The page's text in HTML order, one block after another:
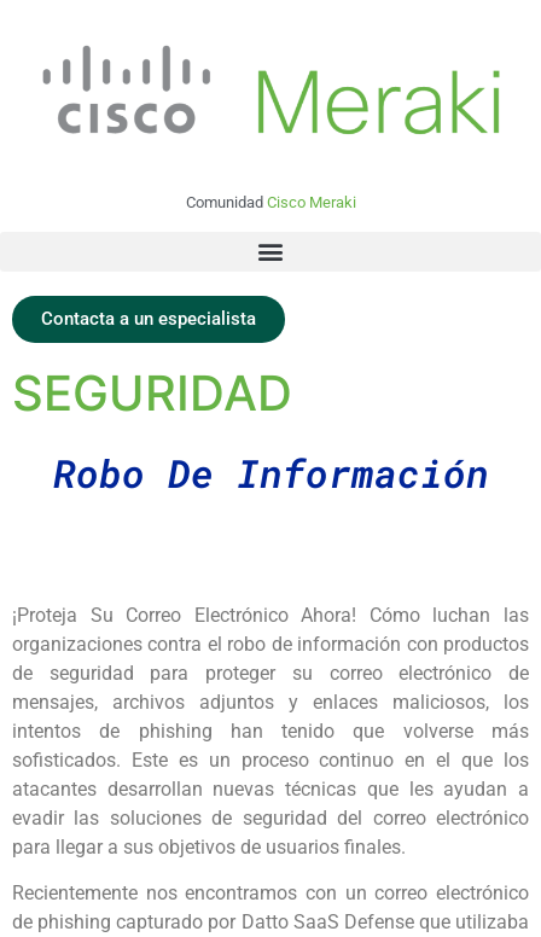
Comunidad Cisco Meraki
Contacta a un especialista
SEGURIDAD
Robo De Información
¡Proteja Su Correo Electrónico Ahora! Cómo luchan las
organizaciones contra el robo de información con productos
de seguridad para proteger su correo electrónico de
mensajes, archivos adjuntos y enlaces maliciosos, los
intentos de phishing han tenido que volverse más
sofisticados. Este es un proceso continuo en el que los
atacantes desarrollan nuevas técnicas que les ayudan a
evadir las soluciones de seguridad del correo electrónico
para llegar a sus objetivos de usuarios finales.
Recientemente nos encontramos con un correo electrónico
de phishing capturado por Datto SaaS Defense que utilizaba